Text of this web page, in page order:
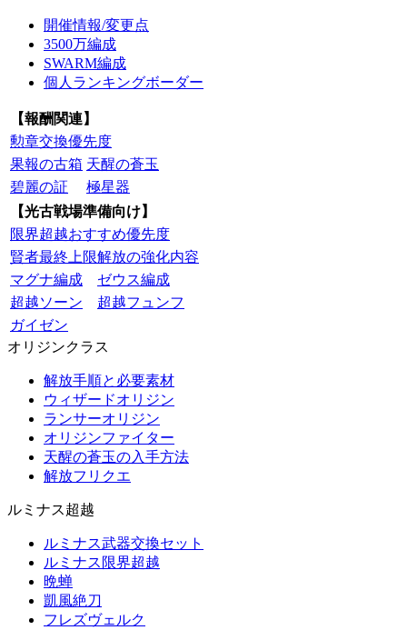
開催情報/変更点
3500万編成
SWARM編成
個人ランキングボーダー
【報酬関連】
勲章交換優先度
果報の古箱 天醒の蒼玉
碧麗の証
極星器
【光古戦場準備向け】
限界超越おすすめ優先度
賢者最終上限解放の強化内容
マグナ編成
ゼウス編成
超越ソーン
超越フュンフ
ガイゼン
オリジンクラス
解放手順と必要素材
ウィザードオリジン
ランサーオリジン
オリジンファイター
天醒の蒼玉の入手方法
解放フリクエ
ルミナス超越
ルミナス武器交換セット
ルミナス限界超越
晩蝉
凱風絶刀
フレズヴェルク